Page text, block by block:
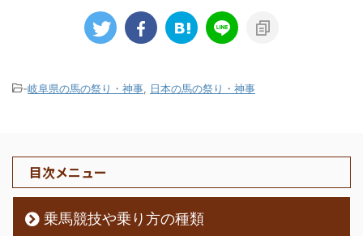
-岐阜県の馬の祭り・神事 日本の馬の祭り・神事
目次メニュー
乗馬競技や乗り方の種類